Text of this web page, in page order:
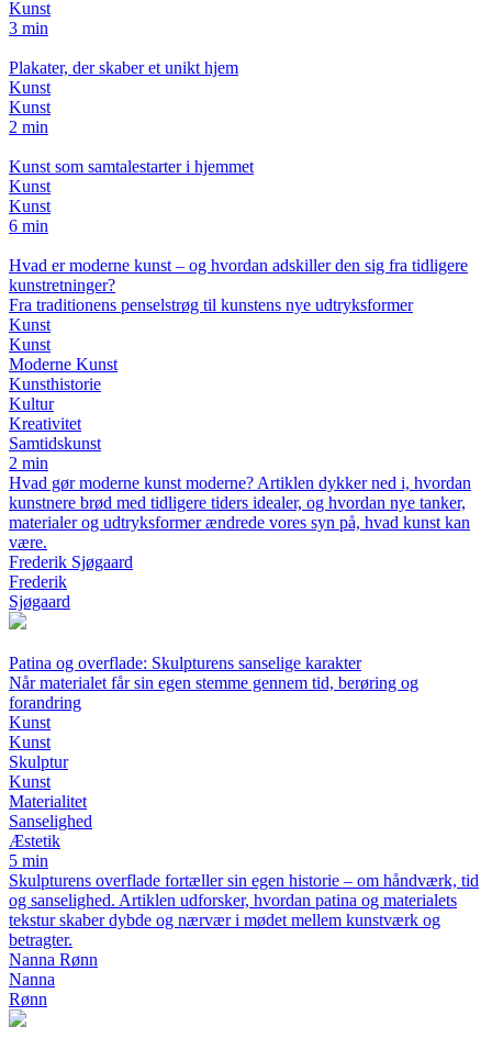
Kunst
3 min
Plakater, der skaber et unikt hjem
Kunst
Kunst
2 min
Kunst som samtalestarter i hjemmet
Kunst
Kunst
6 min
Hvad er moderne kunst – og hvordan adskiller den sig fra tidligere
kunstretninger?
Fra traditionens penselstrøg til kunstens nye udtryksformer
Kunst
Kunst
Moderne Kunst
Kunsthistorie
Kultur
Kreativitet
Samtidskunst
2 min
Hvad gør moderne kunst moderne? Artiklen dykker ned i, hvordan
kunstnere brød med tidligere tiders idealer, og hvordan nye tanker,
materialer og udtryksformer ændrede vores syn på, hvad kunst kan
være.
Frederik Sjøgaard
Frederik
Sjøgaard
Patina og overflade: Skulpturens sanselige karakter
Når materialet får sin egen stemme gennem tid, berøring og
forandring
Kunst
Kunst
Skulptur
Kunst
Materialitet
Sanselighed
Æstetik
5 min
Skulpturens overflade fortæller sin egen historie – om håndværk, tid
og sanselighed. Artiklen udforsker, hvordan patina og materialets
tekstur skaber dybde og nærvær i mødet mellem kunstværk og
betragter.
Nanna Rønn
Nanna
Rønn